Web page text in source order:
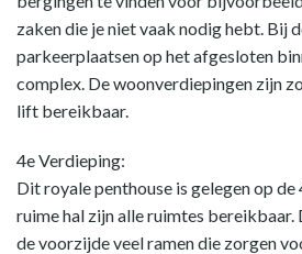
zaken die je niet vaak nodig hebt. Bij
parkeerplaatsen op het afgesloten
complex. De woonverdiepingen zijn
lift bereikbaar.
4e Verdieping:
Dit royale penthouse is gelegen op de
ruime hal zijn alle ruimtes bereikbaar.
de voorzijde veel ramen die zorgen